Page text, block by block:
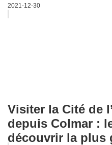
2021-12-30
Visiter la Cité de
depuis Colmar :
découvrir la plus